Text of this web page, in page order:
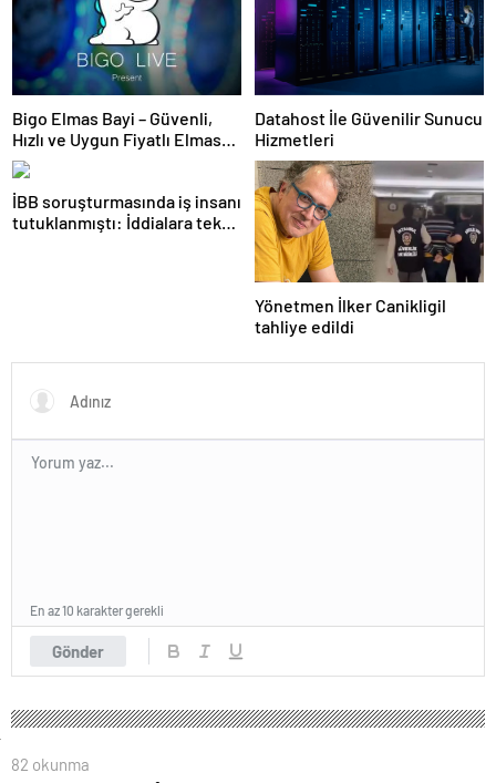
Bigo Elmas Bayi – Güvenli,
Hızlı ve Uygun Fiyatlı Elmas
Satın Almanın Yeni Adresi
Datahost İle Güvenilir Sunucu
Hizmetleri
İBB soruşturmasında iş insanı
tutuklanmıştı: İddialara tek
Yönetmen İlker Canikligil
tahliye edildi
Gönder
En az 10 karakter gerekli
82 okunma